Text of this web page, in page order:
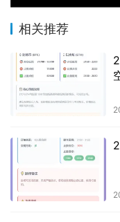
相关推荐